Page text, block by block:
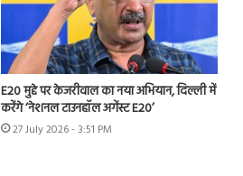
E20 मुद्दे पर केजरीवाल का नया अभियान, दिल्ली में
करेंगे ‘नेशनल टाउनहॉल अगेंस्ट E20’
27 July 2026 - 3:51 PM